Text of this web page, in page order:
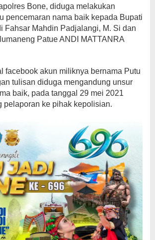
Bone, diduga melakukan
pencemaran nama baik kepada Bupati
Fahsar Mahdin Padjalangi, M. Si dan
Patue ANDI MATTANRA
facebook akun miliknya bernama Putu
tulisan diduga mengandung unsur
baik, pada tanggal 29 mei 2021
pelaporan ke pihak kepolisian.